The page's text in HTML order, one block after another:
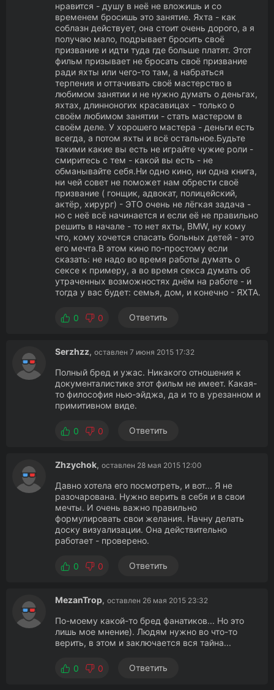
нравится - душу в неё не вложишь и со
временем бросишь это занятие. Яхта - как
соблазн действует, она стоит очень дорого, а я
получаю мало, подрывает бросить своё
призвание и идти туда где больше платят. Этот
фильм призывает не бросать своё призвание
ради яхты или чего-то там, а набраться
терпения и оттачивать своё мастерство в
любимом занятии и не нужно думать о деньгах,
яхтах, длинноногих красавицах - только о
своём любимом занятии - стать мастером в
своём деле. У хорошего мастера - деньги есть
всегда, а потом яхты и всё остальное.Будьте
такими какие вы есть не играйте чужие роли -
смиритесь с тем - какой вы есть - не
обманывайте себя.Ни одно кино, ни одна книга,
ни чей совет не поможет нам обрести своё
призвание ( гонщик, адвокат, полицейский,
актёр, хирург) - ЭТО очень не лёгкая задача -
но с неё всё начинается и если её не правильно
решить в начале - то нет яхты, BMW, ну кому
что, кому хочется спасать больных детей - это
его мечта.В этом кино по-простому если
сказать: не надо во время работы думать о
сексе к примеру, а во время секса думать об
утраченных возможностях днём на работе - и
тогда у вас будет: семья, дом, и конечно - ЯХТА.
0 0 Ответить
Serzhzz, оставлен 7 июня 2015 17:32
Полный бред и ужас. Никакого отношения к
документалистике этот фильм не имеет. Какая-
то философия нью-эйджа, да и то в урезанном и
примитивном виде.
0 0 Ответить
Zhzychok, оставлен 28 мая 2015 12:00
Давно хотела его посмотреть, и вот... Я не
разочарована. Нужно верить в себя и в свои
мечты. И очень важно правильно
формулировать свои желания. Начну делать
доску визуализации. Она действительно
работает - проверено.
0 0 Ответить
MezanTrop, оставлен 26 мая 2015 23:32
По-моему какой-то бред фанатиков... Но это
лишь мое мнение). Людям нужно во что-то
верить, в этом и заключается вся тайна...
0 0 Ответить